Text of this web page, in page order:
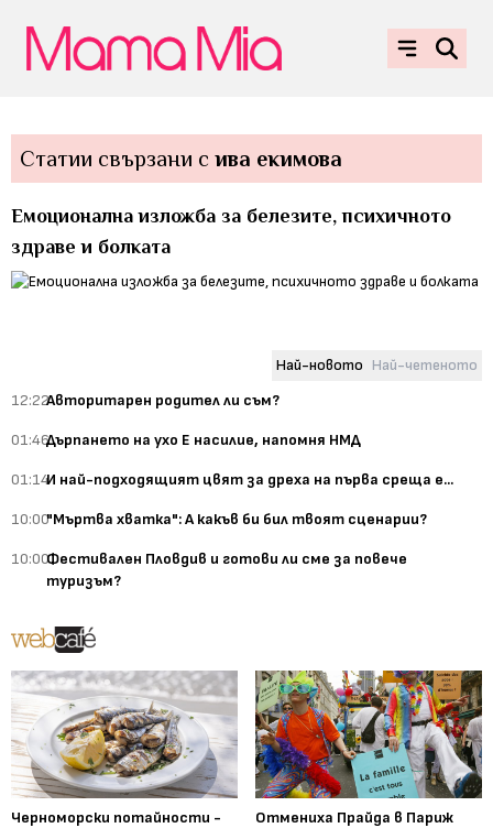
Статии свързани с ива екимова
Емоционална изложба за белезите, психичното
здраве и болката
Най-новото Най-четеното
12:22Авторитарен родител ли съм?
01:46Дърпането на ухо Е насилие, напомня НМД
01:14И най-подходящият цвят за дреха на първа среща е...
10:00"Мъртва хватка": А какъв би бил твоят сценарии?
10:00Фестивален Пловдив и готови ли сме за повече
туризъм?
Черноморски потайности -
Отмениха Прайда в Париж